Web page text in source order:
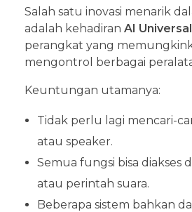
Salah satu inovasi menarik
adalah kehadiran AI
perangkat yang
mengontrol berbagai
Keuntungan utamanya:
Tidak perlu lagi mencari-
atau speaker.
Semua fungsi bisa diakses
atau perintah suara.
Beberapa sistem bahkan